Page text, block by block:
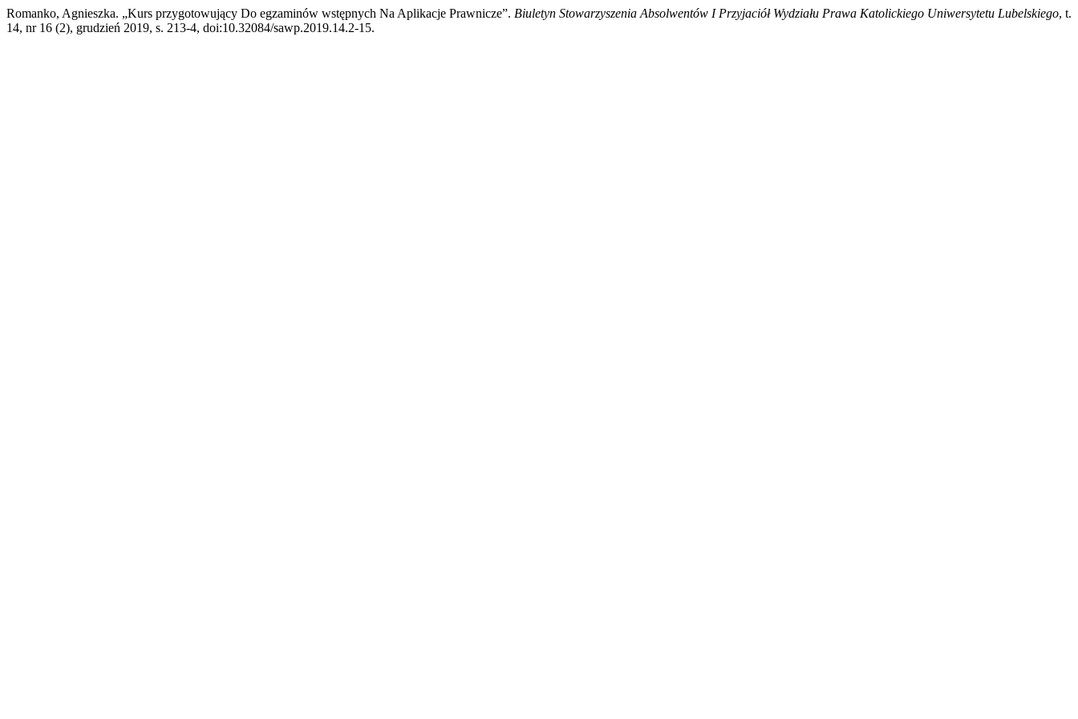
Romanko, Agnieszka. „Kurs przygotowujący Do egzaminów wstępnych Na Aplikacje Prawnicze”. Biuletyn Stowarzyszenia Absolwentów I Przyjaciół Wydziału Prawa Katolickiego Uniwersytetu Lubelskiego, t.
14, nr 16 (2), grudzień 2019, s. 213-4, doi:10.32084/sawp.2019.14.2-15.